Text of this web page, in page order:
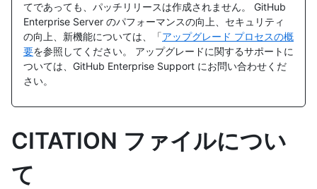
てであっても、パッチリリースは作成されません。 GitHub
Enterprise Server のパフォーマンスの向上、セキュリティ
の向上、新機能については、「アップグレード プロセスの概
要を参照してください。 アップグレードに関するサポートに
ついては、GitHub Enterprise Support にお問い合わせくだ
さい。
CITATION ファイルについ
て